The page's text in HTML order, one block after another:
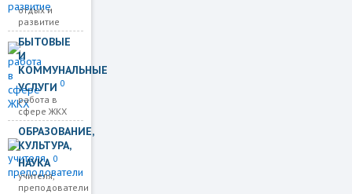
отдых и
развитие
БЫТОВЫЕ
И
КОММУНАЛЬНЫЕ
УСЛУГИ0
работа в
сфере ЖКХ
ОБРАЗОВАНИЕ,
КУЛЬТУРА,
НАУКА0
учителя,
преподователи